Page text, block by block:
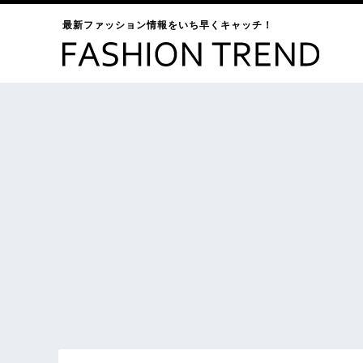
最新ファッション情報をいち早くキャッチ！